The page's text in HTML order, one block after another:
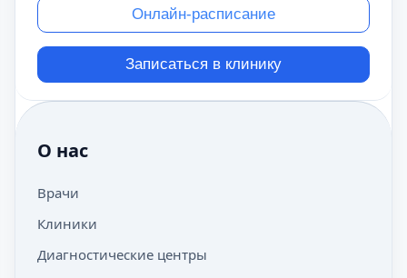
Онлайн-расписание
Записаться в клинику
О нас
Врачи
Клиники
Диагностические центры